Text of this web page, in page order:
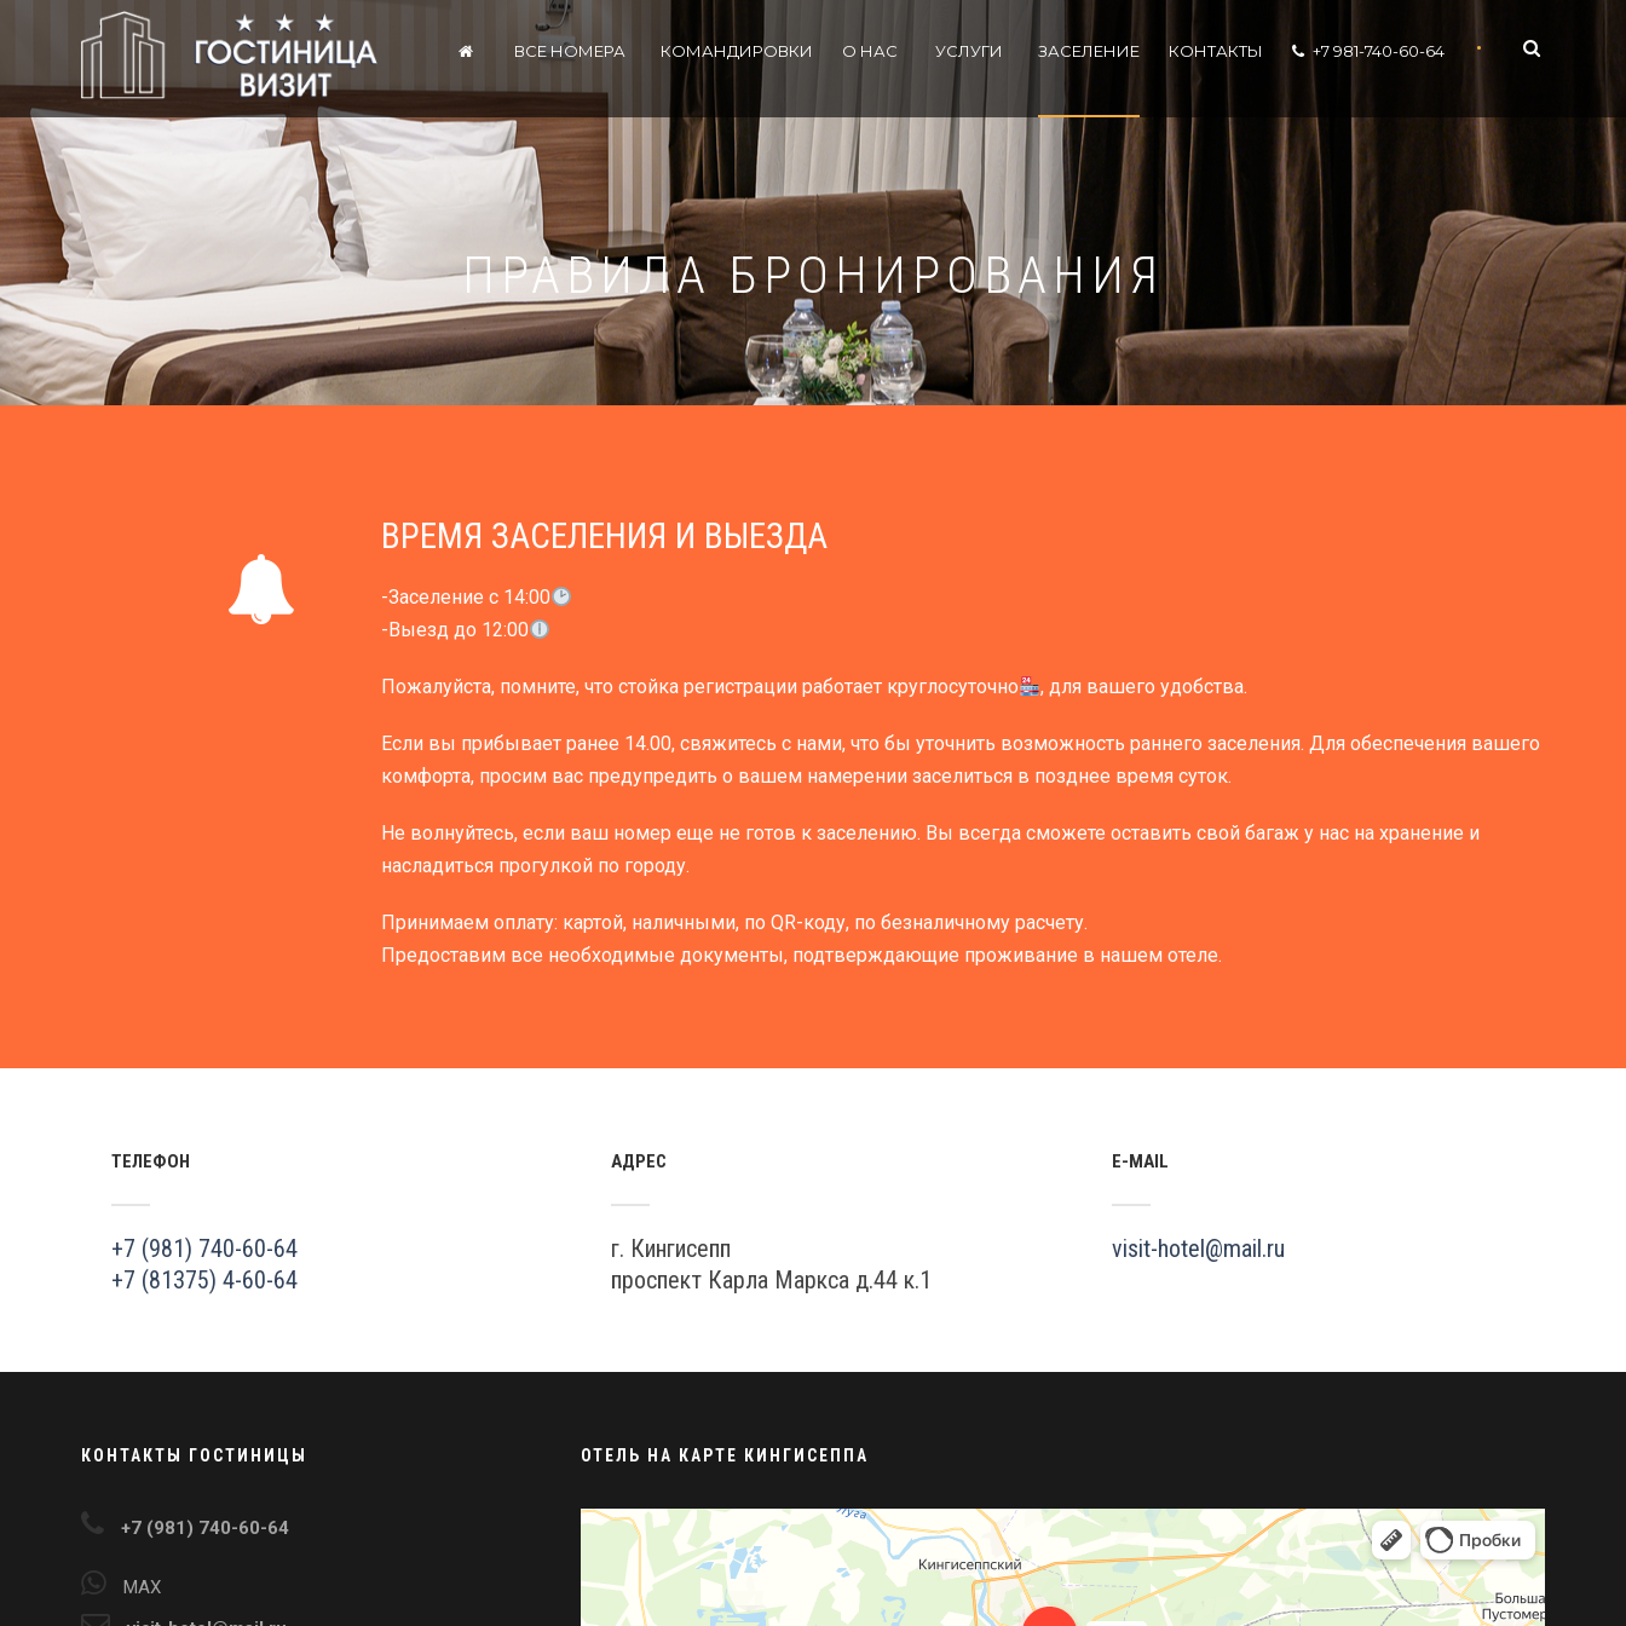
ВСЕ НОМЕРА КОМАНДИРОВКИ О НАС УСЛУГИ ЗАСЕЛЕНИЕ КОНТАКТЫ +7 981-740-60-64 •
ПРАВИЛА БРОНИРОВАНИЯ
ВРЕМЯ ЗАСЕЛЕНИЯ И ВЫЕЗДА
-Заселение с 14:00
-Выезд до 12:00
Пожалуйста, помните, что стойка регистрации работает круглосуточно , для вашего удобства.
Если вы прибывает ранее 14.00, свяжитесь с нами, что бы уточнить возможность раннего заселения. Для обеспечения вашего
комфорта, просим вас предупредить о вашем намерении заселиться в позднее время суток.
Не волнуйтесь, если ваш номер еще не готов к заселению. Вы всегда сможете оставить свой багаж у нас на хранение и
насладиться прогулкой по городу.
Принимаем оплату: картой, наличными, по QR-коду, по безналичному расчету.
Предоставим все необходимые документы, подтверждающие проживание в нашем отеле.
ТЕЛЕФОН
+7 (981) 740-60-64
+7 (81375) 4-60-64
АДРЕС
г. Кингисепп
проспект Карла Маркса д.44 к.1
E-MAIL
visit-hotel@mail.ru
КОНТАКТЫ ГОСТИНИЦЫ
+7 (981) 740-60-64
MAX
ОТЕЛЬ НА КАРТЕ КИНГИСЕППА
Визит
Гостиница в Кингисеппе